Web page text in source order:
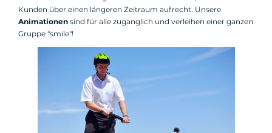
Kunden über einen längeren Zeitraum aufrecht. Unsere
Animationen sind für alle zugänglich und verleihen einer ganzen
Gruppe "smile"!